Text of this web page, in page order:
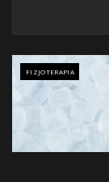
FIZJOTERAPIA